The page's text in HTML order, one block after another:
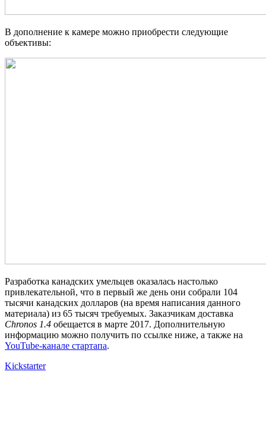
В дополнение к камере можно приобрести следующие
объективы:
Разработка канадских умельцев оказалась настолько
привлекательной, что в первый же день они собрали 104
тысячи канадских долларов (на время написания данного
материала) из 65 тысяч требуемых. Заказчикам доставка
Chronos 1.4 обещается в марте 2017. Дополнительную
информацию можно получить по ссылке ниже, а также на
YouTube-канале стартапа.
Kickstarter